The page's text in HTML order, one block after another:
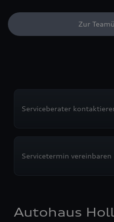
Zur
Serviceberater
Servicetermin vereinbaren
Autohaus